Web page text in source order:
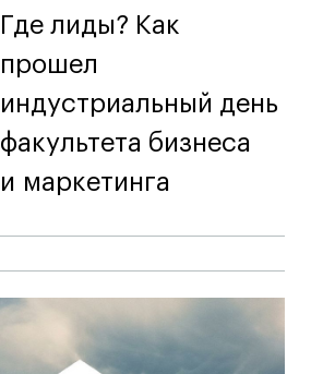
Где лиды? Как
прошел
индустриальный день
факультета бизнеса
и маркетинга